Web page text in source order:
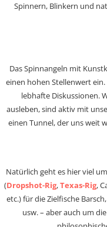
Spinnern, Blinkern und
Das Spinnangeln mit
einen hohen Stellenwert
lebhafte Diskussionen.
ausleben, sind aktiv mit
einen Tunnel, der uns weit
Natürlich geht es hier viel
(Dropshot-Rig,Texas-Rig,
etc.) für die Zielfische
usw. – aber auch um